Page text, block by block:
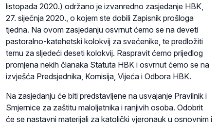
listopada 2020.) održano je izvanredno zasjedanje HBK,
27. siječnja 2020., o kojem ste dobili Zapisnik prošloga
tjedna. Na ovom zasjedanju osvrnut ćemo se na deveti
pastoralno-katehetski kolokvij za svećenike, te predložiti
temu za sljedeći deseti kolokvij. Raspravit ćemo prijedlog
promjena nekih članaka Statuta HBK i osvrnut ćemo se na
izvješća Predsjednika, Komisija, Vijeća i Odbora HBK.
Na zasjedanju će biti predstavljene na usvajanje Pravilnik i
Smjernice za zaštitu maloljetnika i ranjivih osoba. Odobrit
će se nastavni materijali za katolički vjeronauk u osnovnim i